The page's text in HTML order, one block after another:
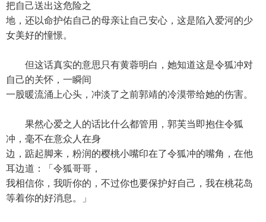
把自己送出这危险之
地，还以命护佑自己的母亲让自己安心，这是陷入爱河的少
女美好的憧憬。
但这话真实的意思只有黄蓉明白，她知道这是令狐冲对
自己的关怀，一瞬间
一股暖流涌上心头，冲淡了之前郭靖的冷漠带给她的伤害。
果然心爱之人的话比什么都管用，郭芙当即抱住令狐
冲，毫不在意众人在身
边，踮起脚来，粉润的樱桃小嘴印在了令狐冲的嘴角，在他
耳边道：「令狐哥哥，
我相信你，我听你的，不过你也要保护好自己，我在桃花岛
等着你的好消息。」